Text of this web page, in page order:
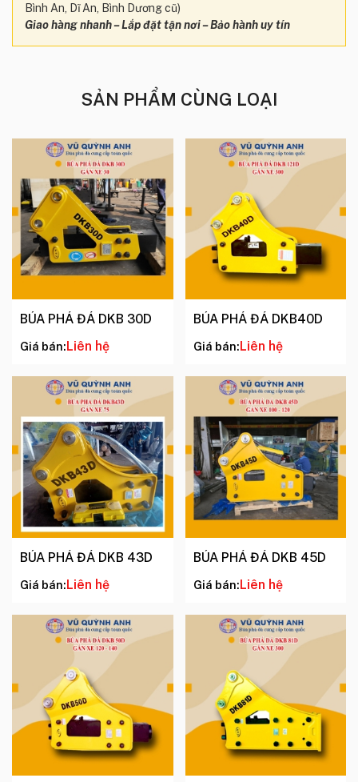
Bình An, Dĩ An, Bình Dương cũ)
Giao hàng nhanh – Lắp đặt tận nơi – Bảo hành uy tín
SẢN PHẨM CÙNG LOẠI
BÚA PHÁ ĐÁ DKB 30D
Giá bán: Liên hệ
BÚA PHÁ ĐÁ DKB40D
Giá bán: Liên hệ
BÚA PHÁ ĐÁ DKB 43D
Giá bán:Liên hệ
BÚA PHÁ ĐÁ DKB 45D
Giá bán:Liên hệ